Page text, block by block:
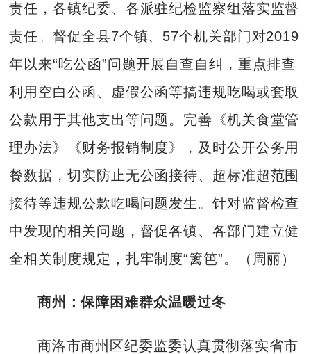
责任，各镇纪委、各派驻纪检监察组落实监督
责任。督促全县7个镇、57个机关部门对2019
年以来“吃公函”问题开展自查自纠，重点排查
利用空白公函、虚假公函等搞违规吃喝或套取
公款用于其他支出等问题。完善《机关食堂管
理办法》《财务报销制度》，及时公开公务用
餐数据，切实防止无公函接待、超标准超范围
接待等违规公款吃喝问题发生。针对监督检查
中发现的相关问题，督促各镇、各部门建立健
全相关制度规定，扎牢制度“篱笆”。（周丽）
商州：保障困难群众温暖过冬
商洛市商州区纪委监委认真贯彻落实省市